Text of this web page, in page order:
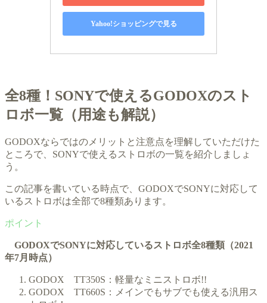
Yahoo!ショッピングで見る
全8種！SONYで使えるGODOXのスト
ロボ一覧（用途も解説）
GODOXならではのメリットと注意点を理解していただけた
ところで、SONYで使えるストロボの一覧を紹介しましょ
う。
この記事を書いている時点で、GODOXでSONYに対応して
いるストロボは全部で8種類あります。
GODOXでSONYに対応しているストロボ全8種類（2021
年7月時点）
GODOX TT350S：軽量なミニストロボ!!
GODOX TT660S：メインでもサブでも使える汎用ス